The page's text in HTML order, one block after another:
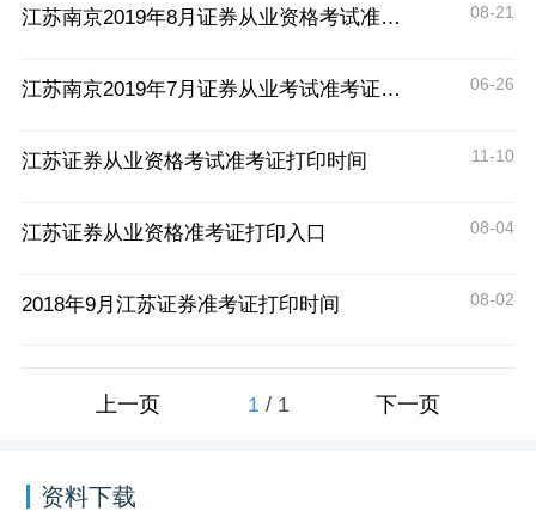
江苏南京2019年8月证券从业资格考试准考证打印时间及入口 08-21
江苏南京2019年7月证券从业考试准考证打印时间及入口 06-26
江苏证券从业资格考试准考证打印时间 11-10
江苏证券从业资格准考证打印入口 08-04
2018年9月江苏证券准考证打印时间 08-02
上一页 1 / 1 下一页
资料下载